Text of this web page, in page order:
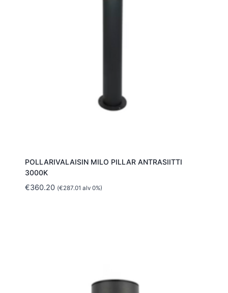
POLLARIVALAISIN MILO PILLAR ANTRASIITTI
3000K
€360.20 (€287.01 alv 0%)